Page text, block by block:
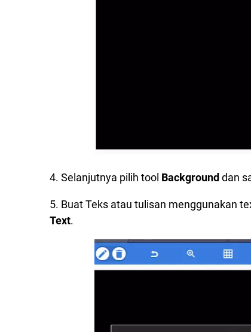
4. Selanjutnya pilih tool Background dan
5. Buat Teks atau tulisan menggunakan
Text.